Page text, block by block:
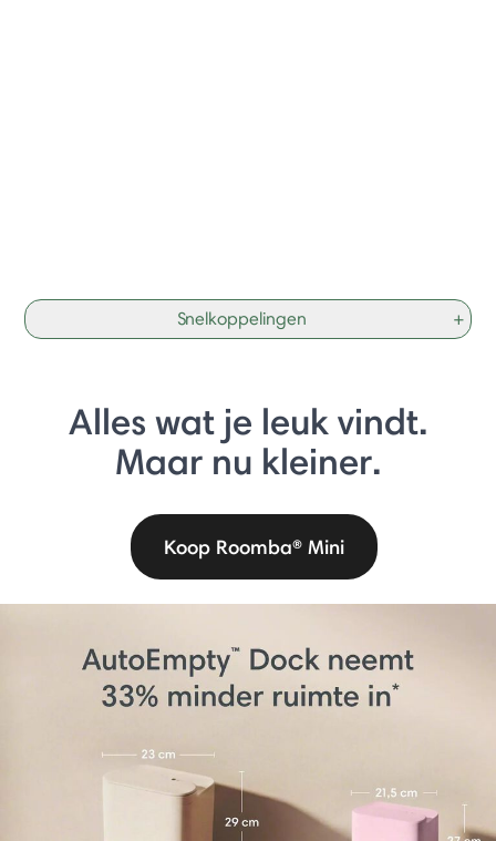
Snelkoppelingen +
Alles wat je leuk vindt.
Maar nu kleiner.
Koop Roomba® Mini